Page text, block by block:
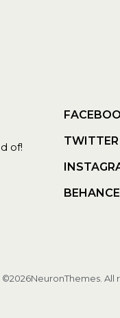
of!
TWITTER
BEHANCE
©2026NeuronThemes. All